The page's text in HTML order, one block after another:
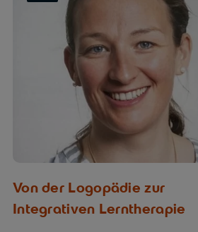
Von der Logopädie zur
Integrativen Lerntherapie